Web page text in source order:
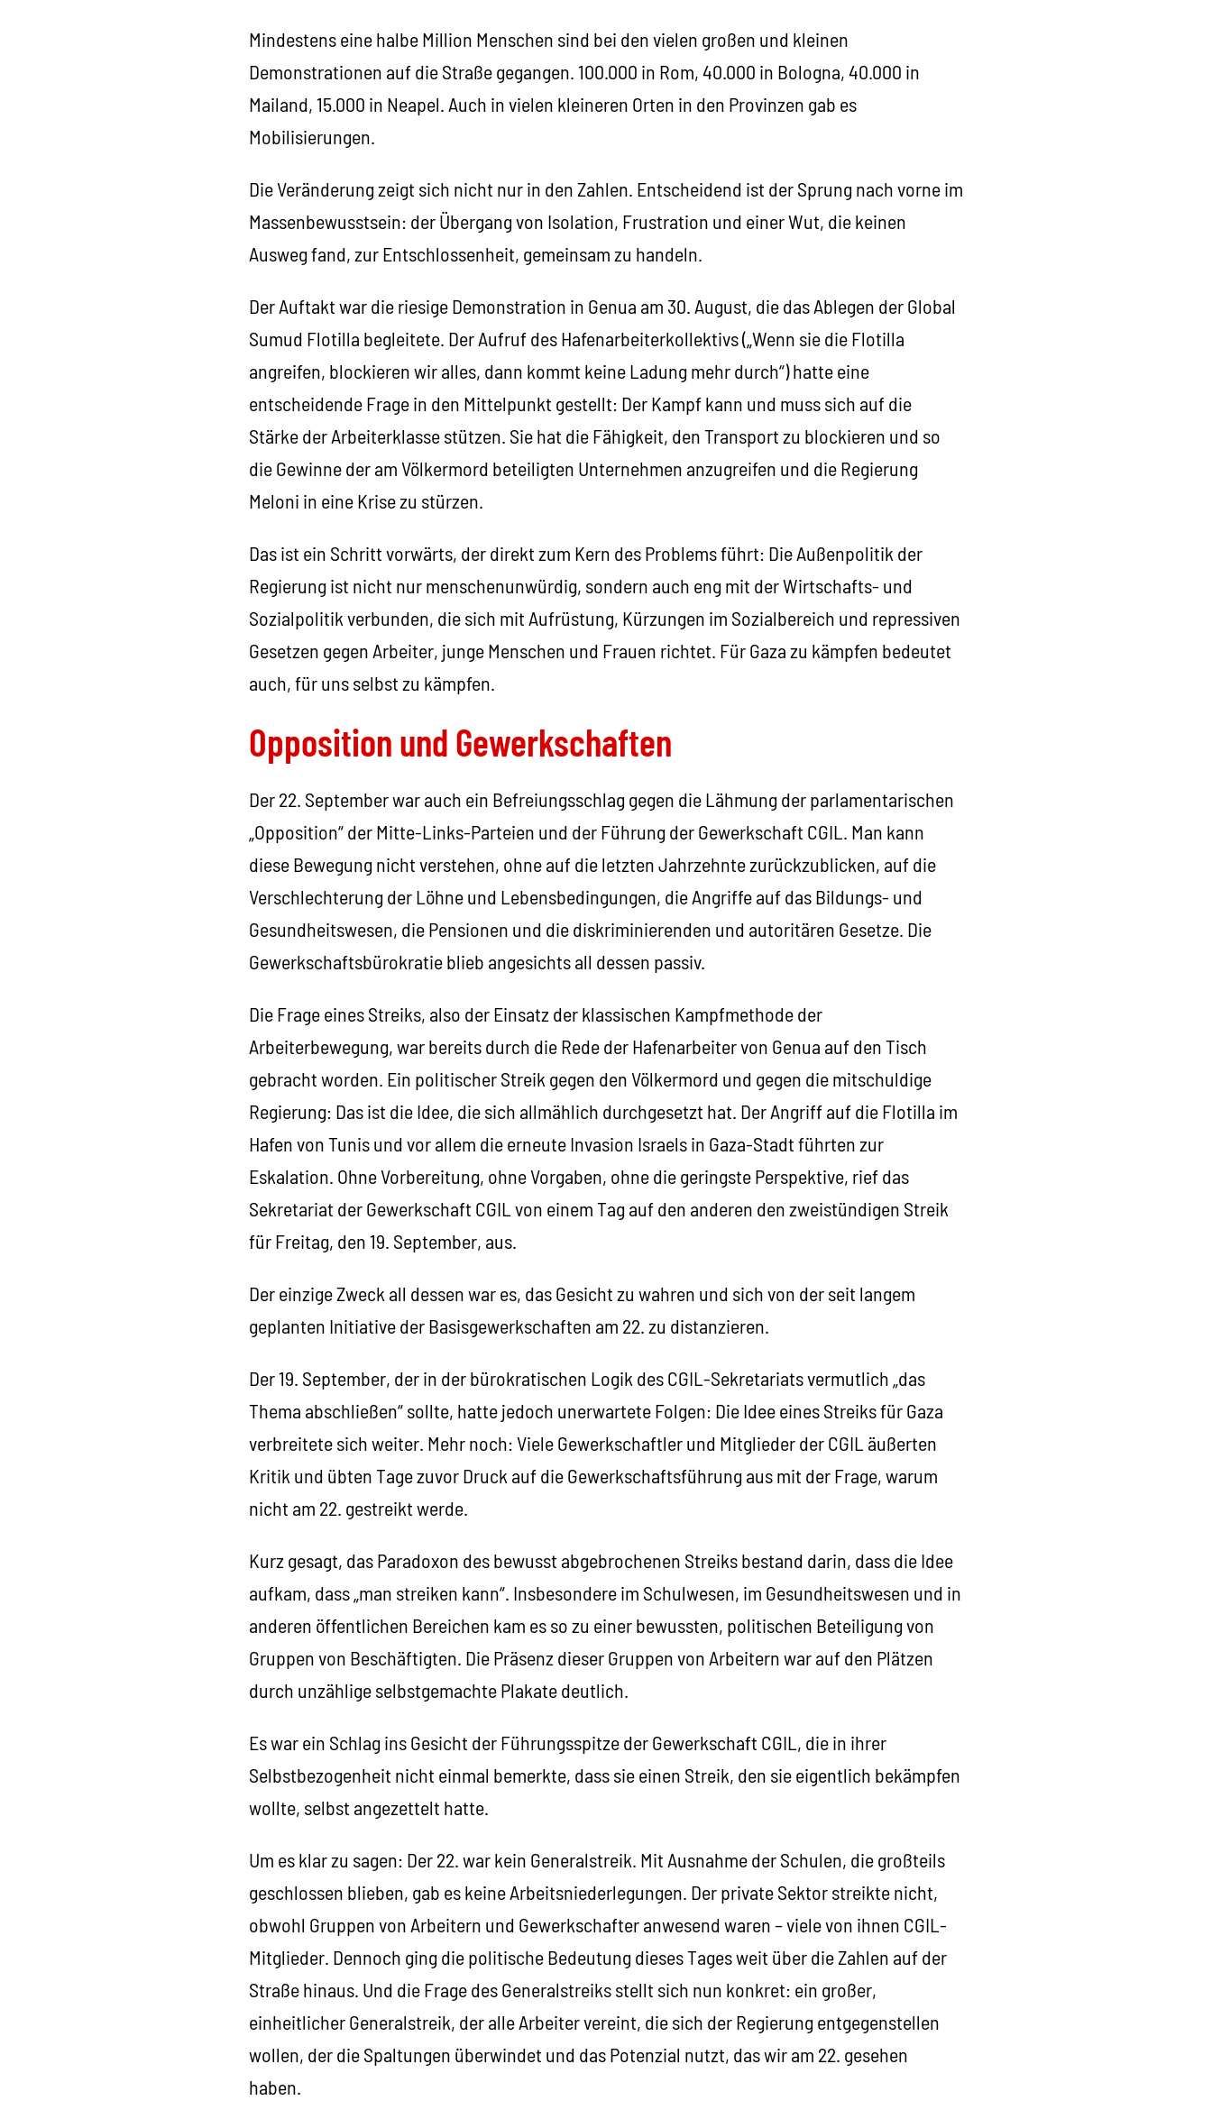
Mindestens eine halbe Million Menschen sind bei den vielen großen und kleinen
Demonstrationen auf die Straße gegangen. 100.000 in Rom, 40.000 in Bologna, 40.000 in
Mailand, 15.000 in Neapel. Auch in vielen kleineren Orten in den Provinzen gab es
Mobilisierungen.
Die Veränderung zeigt sich nicht nur in den Zahlen. Entscheidend ist der Sprung nach vorne im
Massenbewusstsein: der Übergang von Isolation, Frustration und einer Wut, die keinen
Ausweg fand, zur Entschlossenheit, gemeinsam zu handeln.
Der Auftakt war die riesige Demonstration in Genua am 30. August, die das Ablegen der Global
Sumud Flotilla begleitete. Der Aufruf des Hafenarbeiterkollektivs („Wenn sie die Flotilla
angreifen, blockieren wir alles, dann kommt keine Ladung mehr durch“) hatte eine
entscheidende Frage in den Mittelpunkt gestellt: Der Kampf kann und muss sich auf die
Stärke der Arbeiterklasse stützen. Sie hat die Fähigkeit, den Transport zu blockieren und so
die Gewinne der am Völkermord beteiligten Unternehmen anzugreifen und die Regierung
Meloni in eine Krise zu stürzen.
Das ist ein Schritt vorwärts, der direkt zum Kern des Problems führt: Die Außenpolitik der
Regierung ist nicht nur menschenunwürdig, sondern auch eng mit der Wirtschafts- und
Sozialpolitik verbunden, die sich mit Aufrüstung, Kürzungen im Sozialbereich und repressiven
Gesetzen gegen Arbeiter, junge Menschen und Frauen richtet. Für Gaza zu kämpfen bedeutet
auch, für uns selbst zu kämpfen.
Opposition und Gewerkschaften
Der 22. September war auch ein Befreiungsschlag gegen die Lähmung der parlamentarischen
„Opposition“ der Mitte-Links-Parteien und der Führung der Gewerkschaft CGIL. Man kann
diese Bewegung nicht verstehen, ohne auf die letzten Jahrzehnte zurückzublicken, auf die
Verschlechterung der Löhne und Lebensbedingungen, die Angriffe auf das Bildungs- und
Gesundheitswesen, die Pensionen und die diskriminierenden und autoritären Gesetze. Die
Gewerkschaftsbürokratie blieb angesichts all dessen passiv.
Die Frage eines Streiks, also der Einsatz der klassischen Kampfmethode der
Arbeiterbewegung, war bereits durch die Rede der Hafenarbeiter von Genua auf den Tisch
gebracht worden. Ein politischer Streik gegen den Völkermord und gegen die mitschuldige
Regierung: Das ist die Idee, die sich allmählich durchgesetzt hat. Der Angriff auf die Flotilla im
Hafen von Tunis und vor allem die erneute Invasion Israels in Gaza-Stadt führten zur
Eskalation. Ohne Vorbereitung, ohne Vorgaben, ohne die geringste Perspektive, rief das
Sekretariat der Gewerkschaft CGIL von einem Tag auf den anderen den zweistündigen Streik
für Freitag, den 19. September, aus.
Der einzige Zweck all dessen war es, das Gesicht zu wahren und sich von der seit langem
geplanten Initiative der Basisgewerkschaften am 22. zu distanzieren.
Der 19. September, der in der bürokratischen Logik des CGIL-Sekretariats vermutlich „das
Thema abschließen“ sollte, hatte jedoch unerwartete Folgen: Die Idee eines Streiks für Gaza
verbreitete sich weiter. Mehr noch: Viele Gewerkschaftler und Mitglieder der CGIL äußerten
Kritik und übten Tage zuvor Druck auf die Gewerkschaftsführung aus mit der Frage, warum
nicht am 22. gestreikt werde.
Kurz gesagt, das Paradoxon des bewusst abgebrochenen Streiks bestand darin, dass die Idee
aufkam, dass „man streiken kann“. Insbesondere im Schulwesen, im Gesundheitswesen und in
anderen öffentlichen Bereichen kam es so zu einer bewussten, politischen Beteiligung von
Gruppen von Beschäftigten. Die Präsenz dieser Gruppen von Arbeitern war auf den Plätzen
durch unzählige selbstgemachte Plakate deutlich.
Es war ein Schlag ins Gesicht der Führungsspitze der Gewerkschaft CGIL, die in ihrer
Selbstbezogenheit nicht einmal bemerkte, dass sie einen Streik, den sie eigentlich bekämpfen
wollte, selbst angezettelt hatte.
Um es klar zu sagen: Der 22. war kein Generalstreik. Mit Ausnahme der Schulen, die großteils
geschlossen blieben, gab es keine Arbeitsniederlegungen. Der private Sektor streikte nicht,
obwohl Gruppen von Arbeitern und Gewerkschafter anwesend waren – viele von ihnen CGIL-
Mitglieder. Dennoch ging die politische Bedeutung dieses Tages weit über die Zahlen auf der
Straße hinaus. Und die Frage des Generalstreiks stellt sich nun konkret: ein großer,
einheitlicher Generalstreik, der alle Arbeiter vereint, die sich der Regierung entgegenstellen
wollen, der die Spaltungen überwindet und das Potenzial nutzt, das wir am 22. gesehen
haben.